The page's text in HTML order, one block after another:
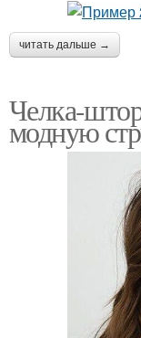
читать дальше →
Челка-
модную